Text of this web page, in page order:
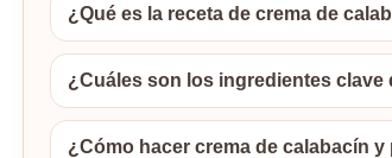
¿Qué es la receta de crema de
¿Cuáles son los ingredientes clave
¿Cómo hacer crema de calabacín